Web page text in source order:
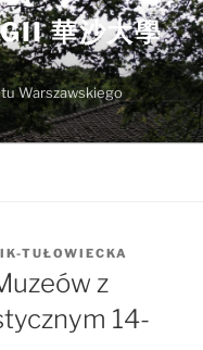
華沙大學
Warszawskiego
TUŁOWIECKA
z
14-